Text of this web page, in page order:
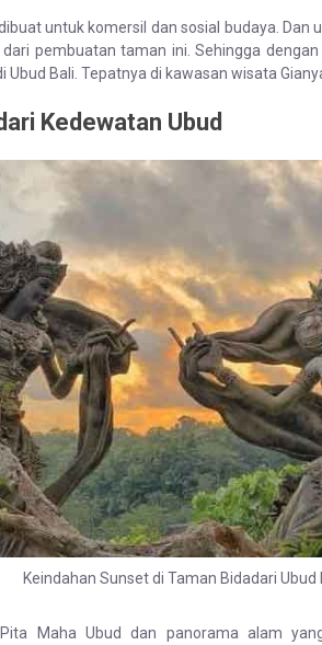
untuk komersil dan sosial budaya. Dan
pembuatan taman ini. Sehingga
Bali. Tepatnya di kawasan wisata
Kedewatan Ubud
Keindahan Sunset di Taman Bidadari Ubud
Maha Ubud dan panorama alam